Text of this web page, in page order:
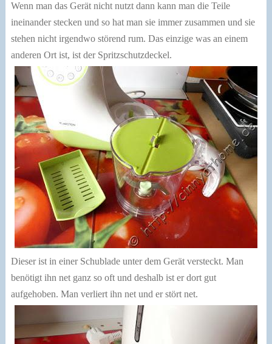
Wenn man das Gerät nicht nutzt dann kann man die Teile
ineinander stecken und so hat man sie immer zusammen und sie
stehen nicht irgendwo störend rum. Das einzige was an einem
anderen Ort ist, ist der Spritzschutzdeckel.
Dieser ist in einer Schublade unter dem Gerät versteckt. Man
benötigt ihn net ganz so oft und deshalb ist er dort gut
aufgehoben. Man verliert ihn net und er stört net.